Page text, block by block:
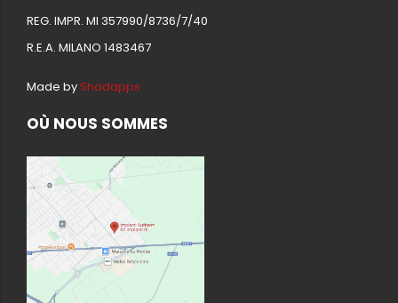
REG. IMPR. MI 357990/8736/7/40
R.E.A. MILANO 1483467
Made by Shadapps
OÙ NOUS SOMMES